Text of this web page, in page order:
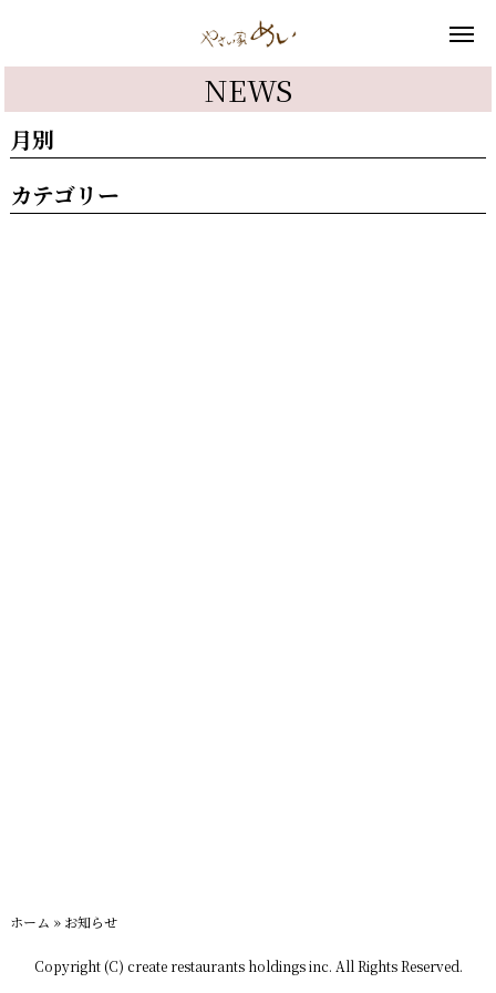
NEWS
月別
カテゴリー
ホーム » お知らせ
Copyright (C) create restaurants holdings inc. All Rights Reserved.